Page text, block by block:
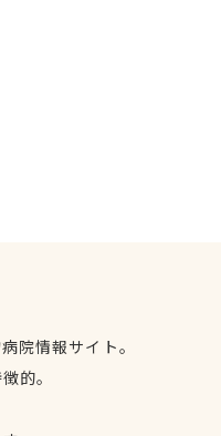
院情報サイト。
的。